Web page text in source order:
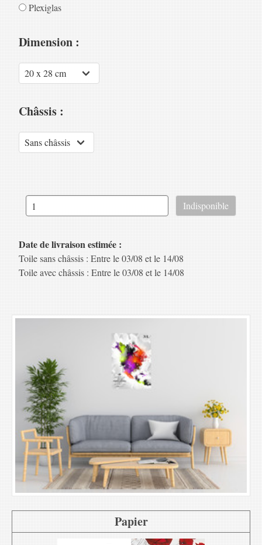
Plexiglas
Dimension :
Châssis :
Date de livraison estimée :
Toile sans châssis : Entre le 03/08 et le 14/08
Toile avec châssis : Entre le 03/08 et le 14/08
Papier